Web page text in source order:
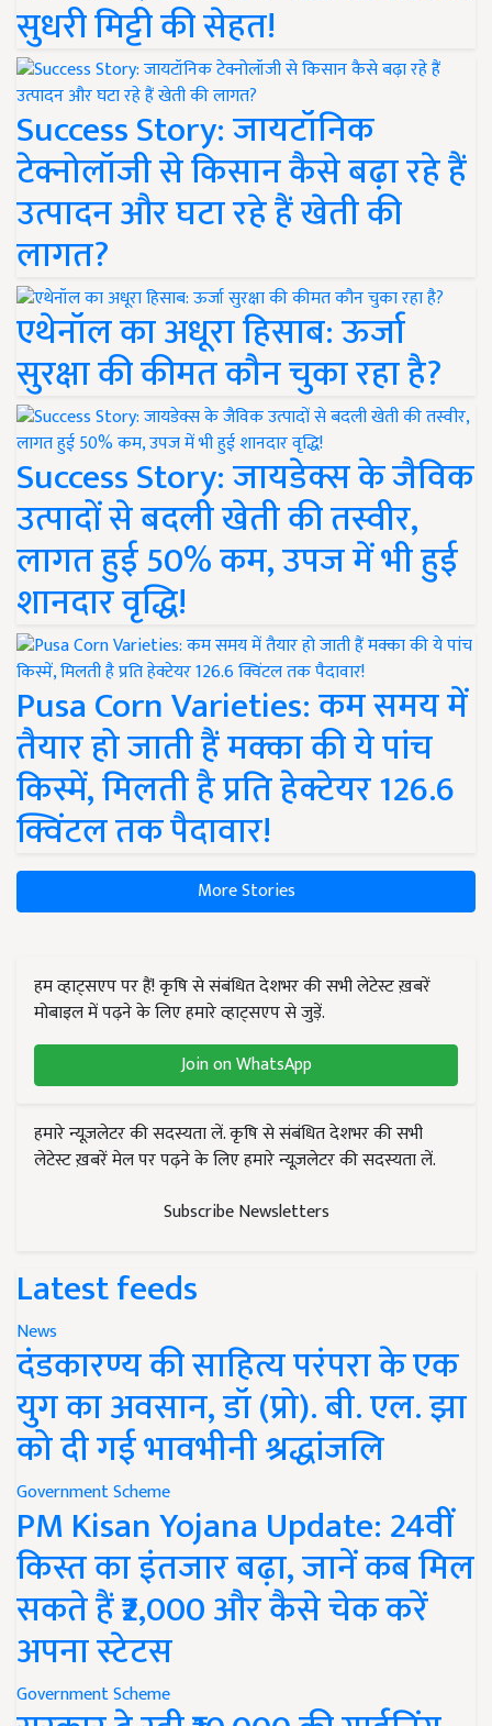
सुधरी मिट्टी की सेहत!
Success Story: जायटॉनिक
टेक्नोलॉजी से किसान कैसे बढ़ा रहे हैं
उत्पादन और घटा रहे हैं खेती की
लागत?
एथेनॉल का अधूरा हिसाब: ऊर्जा
सुरक्षा की कीमत कौन चुका रहा है?
Success Story: जायडेक्स के जैविक
उत्पादों से बदली खेती की तस्वीर,
लागत हुई 50% कम, उपज में भी हुई
शानदार वृद्धि!
Pusa Corn Varieties: कम समय में
तैयार हो जाती हैं मक्का की ये पांच
किस्में, मिलती है प्रति हेक्टेयर 126.6
क्विंटल तक पैदावार!
More Stories
हम व्हाट्सएप पर हैं! कृषि से संबंधित देशभर की सभी लेटेस्ट ख़बरें
मोबाइल में पढ़ने के लिए हमारे व्हाट्सएप से जुड़ें.
Join on WhatsApp
हमारे न्यूज़लेटर की सदस्यता लें. कृषि से संबंधित देशभर की सभी
लेटेस्ट ख़बरें मेल पर पढ़ने के लिए हमारे न्यूज़लेटर की सदस्यता लें.
Subscribe Newsletters
Latest feeds
News
दंडकारण्य की साहित्य परंपरा के एक
युग का अवसान, डॉ (प्रो). बी. एल. झा
को दी गई भावभीनी श्रद्धांजलि
Government Scheme
PM Kisan Yojana Update: 24वीं
किस्त का इंतजार बढ़ा, जानें कब मिल
सकते हैं ₹2,000 और कैसे चेक करें
अपना स्टेटस
Government Scheme